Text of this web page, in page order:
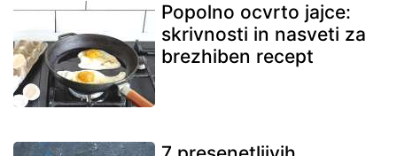
Popolno ocvrto jajce:
skrivnosti in nasveti za
brezhiben recept